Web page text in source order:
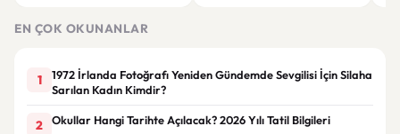
EN ÇOK OKUNANLAR
1
1972 İrlanda Fotoğrafı Yeniden Gündemde Sevgilisi İçin Silaha
Sarılan Kadın Kimdir?
2 Okullar Hangi Tarihte Açılacak? 2026 Yılı Tatil Bilgileri